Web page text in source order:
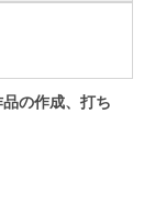
の作成、打ち